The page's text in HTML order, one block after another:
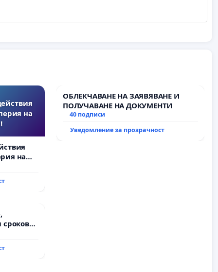
на
на
ОБЛЕКЧАВАНЕ НА ЗАЯВЯВАНЕ И
ПОЛУЧАВАНЕ НА ДОКУМЕНТИ
40 подписи
Уведомление за прозрачност
срокове
пътен